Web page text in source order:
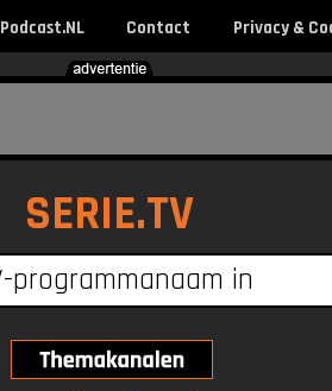
Podcast.NL Contact Privacy &
SERIE.TV